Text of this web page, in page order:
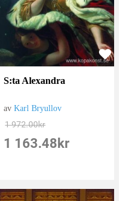
S:ta Alexandra
avKarl Bryullov
1 972.00kr
1 163.48 kr